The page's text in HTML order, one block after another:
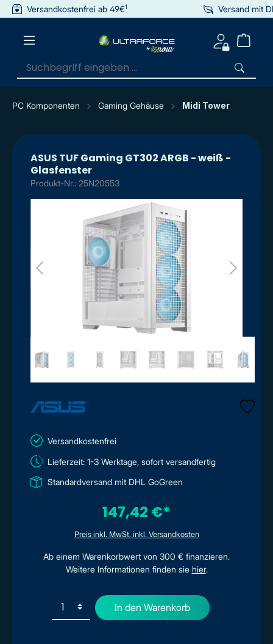
springen
Versandkostenfrei ab 49€1 Versand mit
PC Komponenten Gaming Gehäuse Midi Tower
ASUS TUF Gaming GT302 ARGB - weiß -
Glasfenster
Produkt-Nr.: 25N20553
Versandkostenfrei
Lieferzeit: 1-3 Werktage, sofort versandfertig
Standardversand mit DHL GoGreen
147,42 €*
Preis inkl. MwSt. inkl. Versandkosten
Ab einem Warenkorbwert von 300 € finanzieren.
Weitere Informationen finden sie hier.
In den Warenkorb